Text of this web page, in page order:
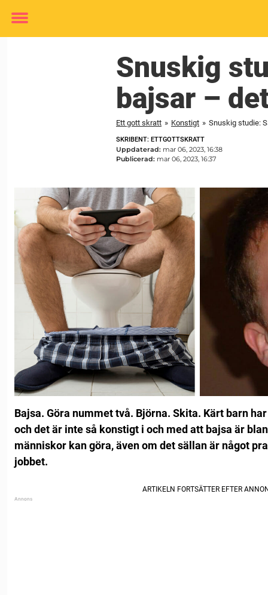
Toggle
Snuskig
bajsar –
Ett gott skratt » Konstigt » Snuskig studie:
SKRIBENT: ETTGOTTSKRATT
Uppdaterad: mar 06, 2023, 16:38
Publicerad: mar 06, 2023, 16:37
Bajsa. Göra nummet två. Björna. Skita. Kärt barn
och det är inte så konstigt i och med att bajsa är
människor kan göra, även om det sällan är något
jobbet.